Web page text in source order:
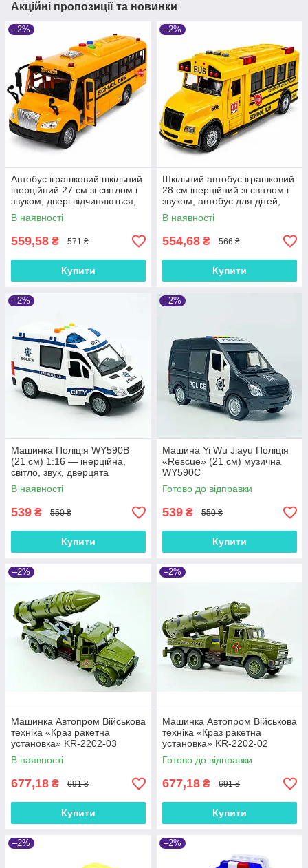
Акційні пропозиції та новинки
–2%
Автобус іграшковий шкільний
інерційний 27 см зі світлом і
звуком, двері відчиняються,
гумові колеса, RJ5506
В наявності
559,58 ₴ 571 ₴
Купити
–2%
Шкільний автобус іграшковий
28 см інерційний зі світлом і
звуком, автобус для дітей,
відчиняються двері, гумові
шини, 666-31Q
В наявності
554,68 ₴ 566 ₴
Купити
–2%
Машинка Поліція WY590B
(21 см) 1:16 — інерційна,
світло, звук, дверцята
В наявності
539 ₴ 550 ₴
Купити
–2%
Машина Yi Wu Jiayu Поліція
«Rescue» (21 см) музична
WY590C
Готово до відправки
539 ₴ 550 ₴
Купити
–2%
Машинка Автопром Військова
техніка «Краз ракетна
установка» KR-2202-03
В наявності
677,18 ₴ 691 ₴
Купити
–2%
Машинка Автопром Військова
техніка «Краз ракетна
установка» KR-2202-02
Готово до відправки
677,18 ₴ 691 ₴
Купити
–2% –2%